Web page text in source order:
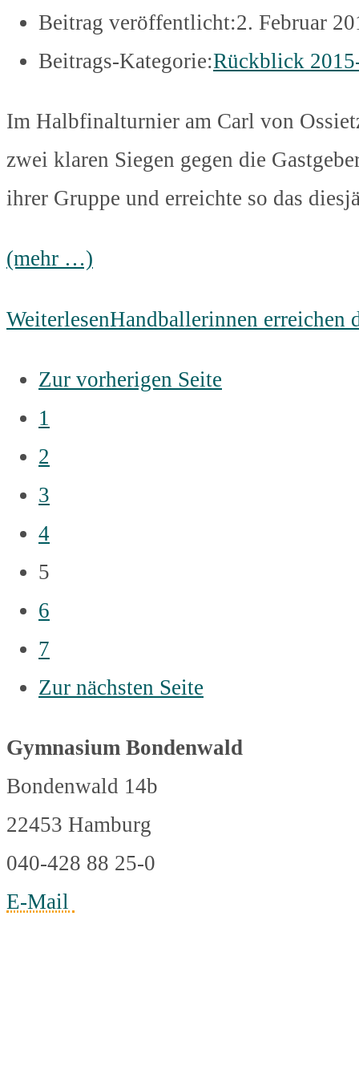
Beitrag veröffentlicht:2. Februar
Beitrags-Kategorie:Rückblick
Im Halbfinalturnier am Carl von
zwei klaren Siegen gegen die
ihrer Gruppe und erreichte so das
(mehr …)
WeiterlesenHandballerinnen erreichen
Zur vorherigen Seite
1
2
3
4
5
6
7
Zur nächsten Seite
Gymnasium Bondenwald
Bondenwald 14b
22453 Hamburg
040-428 88 25-0
E-Mail